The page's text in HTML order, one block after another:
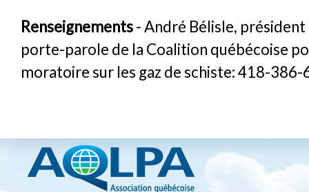
Renseignements- André Bélisle, président
porte-parole de la Coalition québécoise
moratoire sur les gaz de schiste: 418-386-